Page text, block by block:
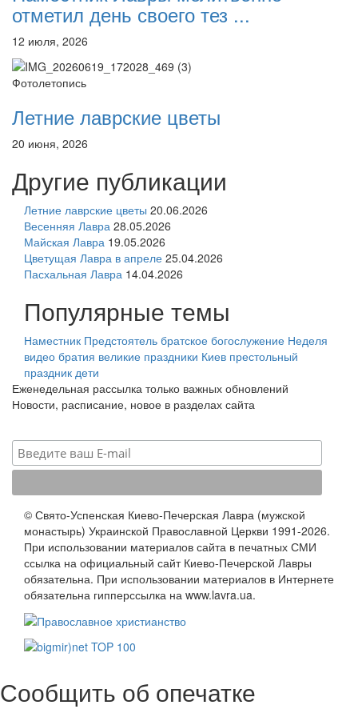
отметил день своего тез ...
12 июля, 2026
Фотолетопись
Летние лаврские цветы
20 июня, 2026
Другие публикации
Летние лаврские цветы 20.06.2026
Весенняя Лавра 28.05.2026
Майская Лавра 19.05.2026
Цветущая Лавра в апреле 25.04.2026
Пасхальная Лавра 14.04.2026
Популярные темы
Наместник Предстоятель братское богослужение Неделя
видео братия великие праздники Киев престольный
праздник дети
Еженедельная рассылка только важных обновлений
Новости, расписание, новое в разделах сайта
© Свято-Успенская Киево-Печерская Лавра (мужской
монастырь) Украинской Православной Церкви 1991-2026.
При использовании материалов сайта в печатных СМИ
ссылка на официальный сайт Киево-Печерской Лавры
обязательна. При использовании материалов в Интернете
обязательна гипперссылка на www.lavra.ua.
Сообщить об опечатке